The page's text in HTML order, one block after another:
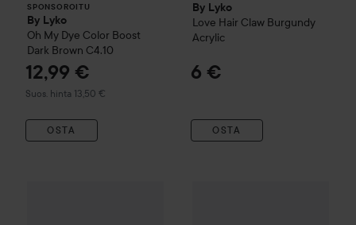
SPONSOROITU
By Lyko
Oh My Dye Color Boost
Dark Brown C4.10
12,99 €
Suos. hinta 13,50 €
Suositeltu hinta 13,50 €
OSTA
By Lyko
Love Hair Claw Burgundy
Acrylic
6 €
OSTA